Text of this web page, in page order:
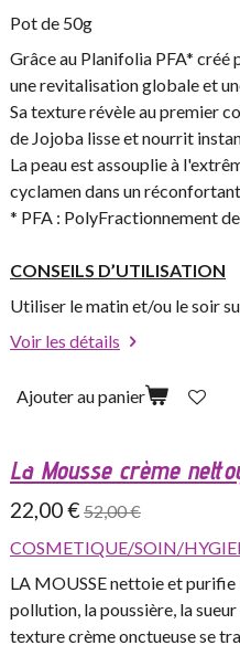
Pot de 50g
Grâce au Planifolia PFA* créé
une revitalisation globale et
Sa texture révèle au premier
de Jojoba lisse et nourrit
La peau est assouplie à
cyclamen dans un
* PFA : PolyFractionnement
CONSEILS D’UTILISATION
Utiliser le matin et/ou le soir
Voir les détails
Ajouter au panier
La Mousse crème
22,00 € 52,00 €
COSMETIQUE/SOIN/
LA MOUSSE nettoie et purifie
pollution, la poussière, la
texture crème onctueuse se